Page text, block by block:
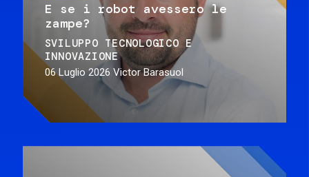
E se i robot avessero le
zampe?
SVILUPPO TECNOLOGICO E
INNOVAZIONE
06 Luglio 2026 Victor Barasuol